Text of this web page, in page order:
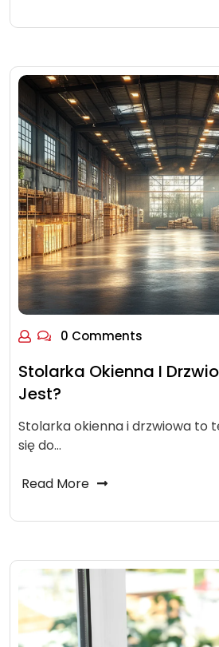
0 Comments
Stolarka Okienna I
Jest?
Stolarka okienna i drzwiowa to
się do…
Read More